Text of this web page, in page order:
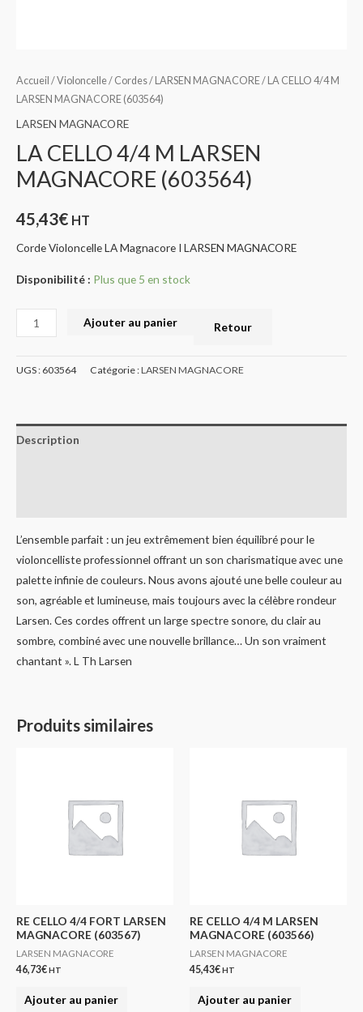
Accueil /Violoncelle/ Cordes/ LARSEN MAGNACORE/ LA CELLO 4/4 M
LARSEN MAGNACORE (603564)
LARSEN MAGNACORE
LA CELLO 4/4 M LARSEN
MAGNACORE (603564)
45,43€ HT
Corde Violoncelle LA Magnacore I LARSEN MAGNACORE
Disponibilité : Plus que 5 en stock
Ajouter au panier Retour
UGS : 603564 Catégorie :LARSEN MAGNACORE
Description
L’ensemble parfait : un jeu extrêmement bien équilibré pour le
violoncelliste professionnel offrant un son charismatique avec une
palette infinie de couleurs. Nous avons ajouté une belle couleur au
son, agréable et lumineuse, mais toujours avec la célèbre rondeur
Larsen. Ces cordes offrent un large spectre sonore, du clair au
sombre, combiné avec une nouvelle brillance… Un son vraiment
chantant ». L Th Larsen
Produits similaires
RE CELLO 4/4 FORT LARSEN
MAGNACORE (603567)
LARSEN MAGNACORE
46,73€HT
Ajouter au panier
RE CELLO 4/4 M LARSEN
MAGNACORE (603566)
LARSEN MAGNACORE
45,43€HT
Ajouter au panier